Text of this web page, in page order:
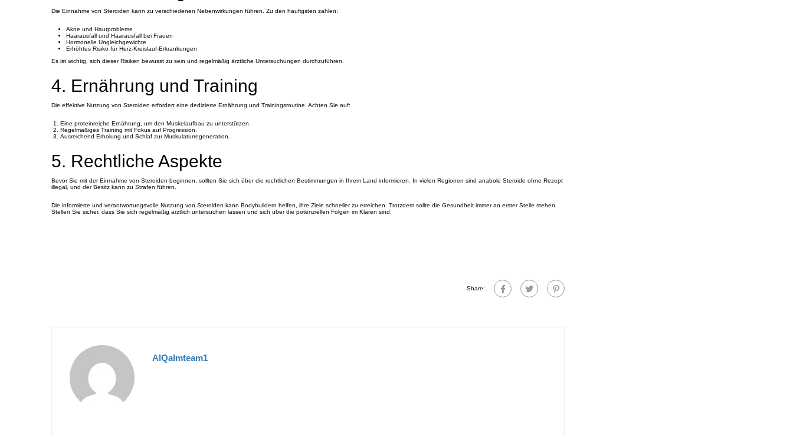
Die Einnahme von Steroiden kann zu verschiedenen Nebenwirkungen führen. Zu den häufigsten zählen:
Akne und Hautprobleme
Haarausfall und Haarausfall bei Frauen
Hormonelle Ungleichgewichte
Erhöhtes Risiko für Herz-Kreislauf-Erkrankungen
Es ist wichtig, sich dieser Risiken bewusst zu sein und regelmäßig ärztliche Untersuchungen durchzuführen.
4. Ernährung und Training
Die effektive Nutzung von Steroiden erfordert eine dedizierte Ernährung und Trainingsroutine. Achten Sie auf:
Eine proteinreiche Ernährung, um den Muskelaufbau zu unterstützen.
Regelmäßiges Training mit Fokus auf Progression.
Ausreichend Erholung und Schlaf zur Muskulaturregeneration.
5. Rechtliche Aspekte
Bevor Sie mit der Einnahme von Steroiden beginnen, sollten Sie sich über die rechtlichen Bestimmungen in Ihrem Land informieren. In vielen Regionen sind anabole Steroide ohne Rezept
illegal, und der Besitz kann zu Strafen führen.
Die informierte und verantwortungsvolle Nutzung von Steroiden kann Bodybuildern helfen, ihre Ziele schneller zu erreichen. Trotzdem sollte die Gesundheit immer an erster Stelle stehen.
Stellen Sie sicher, dass Sie sich regelmäßig ärztlich untersuchen lassen und sich über die potenziellen Folgen im Klaren sind.
Share:
AlQalmteam1